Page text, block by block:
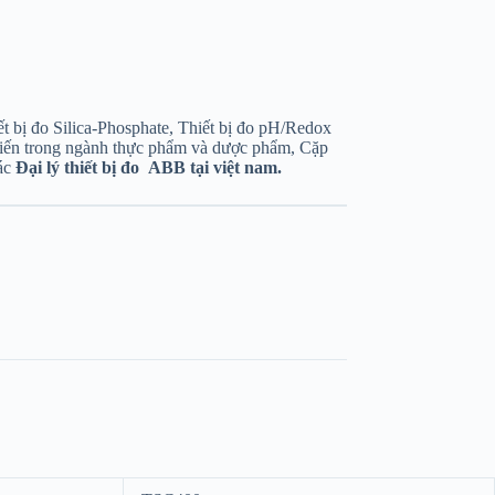
bị đo Silica-Phosphate, Thiết bị đo pH/Redox
trong ngành thực phẩm và dược phẩm, Cặp
Đại lý thiết bị đo ABB tại việt nam.